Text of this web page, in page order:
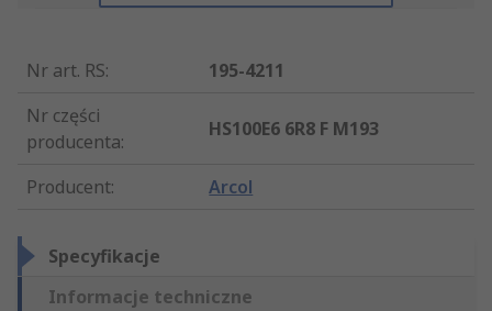
Nr art. RS:
195-4211
Nr części
producenta:
HS100E6 6R8 F M193
Producent: Arcol
Specyfikacje
Informacje techniczne